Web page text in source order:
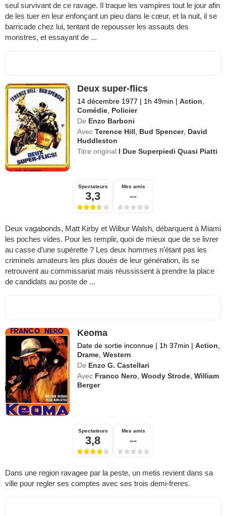
seul survivant de ce ravage. Il traque les vampires tout le jour afin
de les tuer en leur enfonçant un pieu dans le cœur, et la nuit, il se
barricade chez lui, tentant de repousser les assauts des
monstres, et essayant de ...
Deux super-flics
14 décembre 1977 | 1h 49min | Action
Comédie Policier
De Enzo Barboni
Avec Terence Hill Bud Spencer, David
Huddleston
Titre original I Due Superpiedi Quasi Piatti
Spectateurs
3,3
Mes amis
--
Deux vagabonds, Matt Kirby et Wilbur Walsh, débarquent à Miami
les poches vides. Pour les remplir, quoi de mieux que de se livrer
au casse d’une supérette ? Les deux hommes n’étant pas les
criminels amateurs les plus doués de leur génération, ils se
retrouvent au commissariat mais réussissent à prendre la place
de candidats au poste de ...
Keoma
Date de sortie inconnue | 1h 37min | Action,
Drame,Western
De Enzo G. Castellari
Avec Franco Nero,Woody Strode,William
Berger
Spectateurs
3,8
Mes amis
--
Dans une region ravagee par la peste, un metis revient dans sa
ville pour regler ses comptes avec ses trois demi-freres.